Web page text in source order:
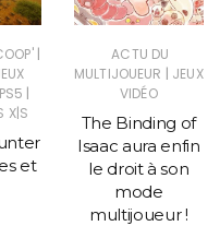
|
PS5 |
X|S
et
ACTU DU
MULTIJOUEUR | JEUX
VIDÉO
The Binding of
Isaac aura enfin
le droit à son
mode
multijoueur !